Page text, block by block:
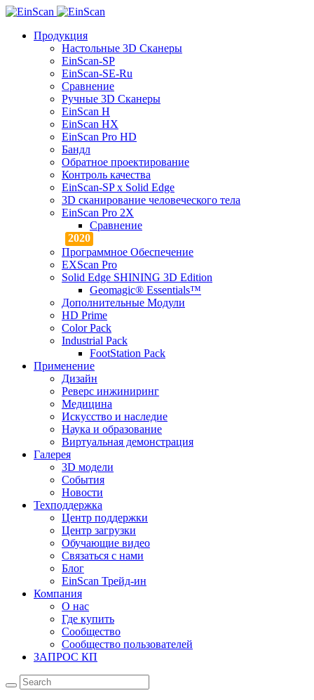
Продукция
Настольные 3D Сканеры
EinScan-SP
EinScan-SE-Ru
Сравнение
Ручные 3D Cканеры
EinScan H
EinScan HX
EinScan Pro HD
Бандл
Обратное проектирование
Контроль качества
EinScan-SP x Solid Edge
3D сканирование человеческого тела
EinScan Pro 2X
Сравнение
Программное Обеспечение
EXScan Pro
Solid Edge SHINING 3D Edition
Geomagic® Essentials™
Дополнительные Модули
HD Prime
Color Pack
Industrial Pack
FootStation Pack
Применение
Дизайн
Реверс инжиниринг
Медицина
Искусство и наследие
Наука и образование
Виртуальная демонстрация
Галерея
3D модели
События
Новости
Техподдержка
Центр поддержки
Центр загрузки
Обучающие видео
Связаться с нами
Блог
EinScan Трейд-ин
Компания
О нас
Где купить
Сообщество
Сообщество пользователей
ЗАПРОС КП